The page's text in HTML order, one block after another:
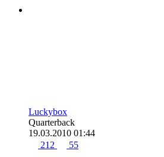
Luckybox
Quarterback
19.03.2010 01:44
212
55